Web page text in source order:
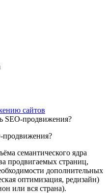
сайтов
SEO-продвижения?
продвижения?
семантического ядра
продвигаемых страниц,
дополнительных
оптимизация, редизайн)
или вся страна).